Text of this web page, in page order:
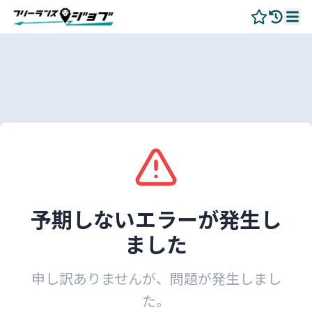
予期しないエラーが発生し
ました
申し訳ありませんが、問題が発生しまし
た。